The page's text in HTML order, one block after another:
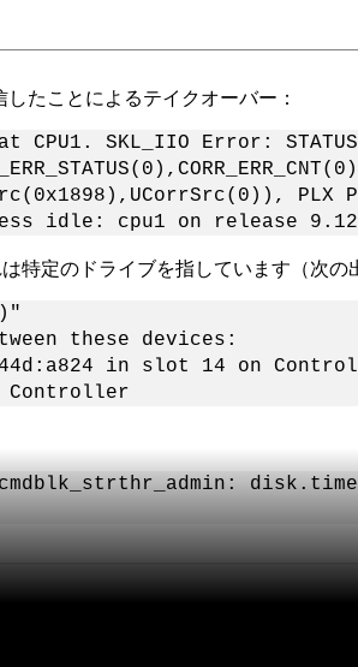
たことによるテイクオーバー：
SKL_IIO Error:
PLX
idle: cpu1 on release
特定のドライブを指しています（次の
these devices:
in slot 14 on
Controller